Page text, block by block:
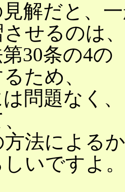
解だと、
せるのは、
30条の4の
ため、
問題なく
法による
しいですよ。